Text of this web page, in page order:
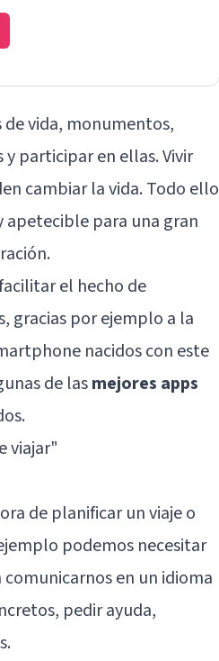
de vida, monumentos,
participar en ellas. Vivir
cambiar la vida. Todo ello
apetecible para una gran
el hecho de
gracias por ejemplo a la
nacidos con este
de lasmejores apps
viajar"
de planificar un viaje o
podemos necesitar
en un idioma
pedir ayuda,